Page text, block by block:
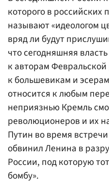
которого в российских
называют «идеологом
вряд ли будут
что сегодняшняя
к авторам
к большевикам и
относится к любым
неприязнью Кремль
революционеров и их
Путин во время
обвинил Ленина в
России, под которую
бомбу».